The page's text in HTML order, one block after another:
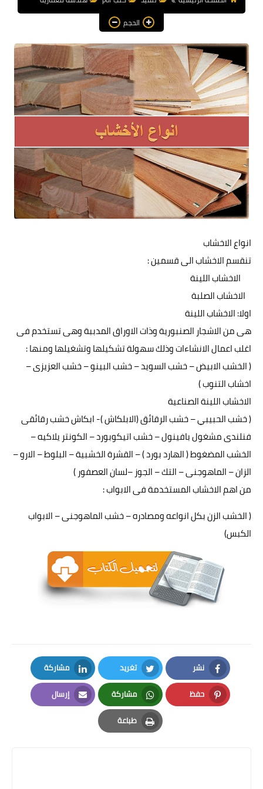
هندسة معمارية
مشاريع هندسية متنوعة
اوتوكاد autocad
برامج هندسية
الحجم
انواع الاخشاب
تنقسم الاخشاب الى قسمين :
الاخشاب اللينة
الاخشاب الصلبة
اولا: الاخشاب اللينة
هى من الاشجار الصنبورية وذات الاوراق المدببة وهى تستخدم فى
اغلب اعمال الانشاءات وذلك سهولة تشكيلها وتشغيلها ومنها :
( الخشب الابيض – خشب السويد – خشب البينو – خشب العزيزى –
اخشاب التنوب )
الاخشاب اللينة الصناعية
( خشب الحبيبي – خشب الرقائق (الابلكاش )- ابكاش خشب رقائقى
فنلندى مشغول بافينول – خشب اتيكوبورد – الكونتر يلاكيه –
الخشب المضغوط ( الهارد بورد ) – القشرة الخشبية – البلوط – الارو –
الزان – الماهوجنى – التك – الجوز –لسان العصفور )
من اهم الاخشاب المستخدمة فى الابواب :
( الخشب الزن بكل انواعه ومصادره – خشب الماهوجنى – الابواب
الكبس)
نشر
Facebook
تغريد
Twitter
مشاركة
LinkedIn
حفظ
Pinterest
مشاركة
Whatsapp
إرسال
Email
طباعة
Print